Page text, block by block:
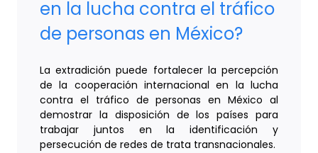
en la lucha contra el tráfico
de personas en México?
La extradición puede fortalecer la percepción
de la cooperación internacional en la lucha
contra el tráfico de personas en México al
demostrar la disposición de los países para
trabajar juntos en la identificación y
persecución de redes de trata transnacionales.